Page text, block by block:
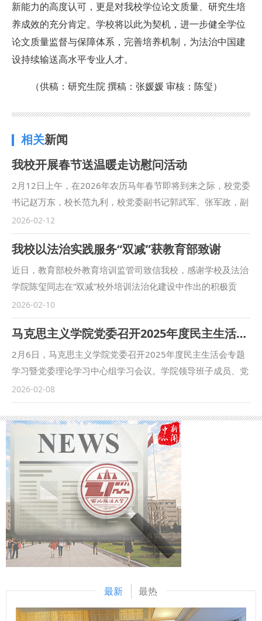
新能力的高度认可，更是对我校学位论文质量、研究生培
养成效的充分肯定。学校将以此为契机，进一步健全学位
论文质量监督与保障体系，完善培养机制，为法治中国建
设持续输送高水平专业人才。
（供稿：研究生院 撰稿：张媛媛 审核：陈玺）
相关新闻
我校开展春节送温暖走访慰问活动
2月12日上午，在2026年农历马年春节即将到来之际，校党委
书记赵万东，校长范九利，校党委副书记郭武军、张军政，副
校长张荣刚、马朝琦、孙昊亮、赵全宇、常安等校领导分别带
队，深入走访慰问我校省部级劳动模范、陕西省“五一劳动奖
章”获得者、省级师德标兵、省级师德先进个人、功勋教授以
及厅局级离退休干部、离休干部和老党员代表，为他们送上学
校的诚挚关怀与美好新春祝福。 每到一处，校领导都与慰问
对象促膝交谈，细致询问大家的身体健康、日常起居与实际需
求，悉心听取各位前辈、模范对学校改革发展的意见建议，并
衷心感谢大家长期以来为学校建设发展倾注的心血、作出的重
要贡献。 受访同志纷纷对学校的悉心关怀表示感谢，对学校
一年来高质量发展取得的成绩倍感欣慰与鼓舞。大家表示将一
划与学科建设处、教务处、研究生院、人事处、后勤保障处、
离退处、信息网络中心等相关职能部门负责人陪同走访慰问。
（供稿：校工会 摄影：宣传部 撰稿：韩惠于 审核：戴
鲲）
2026-02-12
我校以法治实践服务“双减”获教育部致谢
近日，教育部校外教育培训监管司致信我校，感谢学校及法治
学院陈玺同志在“双减”校外培训法治化建设中作出的积极贡
献。 感谢信中表示，2025年我国“双减”工作取得显著成效，
基础教育生态持续优化，这离不开我校的鼎力支持。陈玺同志
积极参与校外培训法治建设，展现了高校学者的责任担当与扎
实作风。 作为习近平法治思想研究阐释与传播的重要阵地，
学校始终坚持以习近平法治思想为指引，立足法学学科优势，
推动理论研究与国家法治实践深度融合。此次参与教育法治建
设，是学校将研究成果转化为社会治理效能的具体体现。
2026年，学校将继续深化习近平法治思想研究传播，发挥政
法高校智库优势，持续服务国家“双减”工作与教育法治建设，
为教育事业高质量发展贡献法治力量。 （供稿人：习近平法
治思想研究中心 撰稿：刘贝贝 审核：陈玺）
2026-02-10
马克思主义学院党委召开2025年度民主生活会专题学习暨党委理论学习中心组学习会议
2月6日，马克思主义学院党委召开2025年度民主生活会专题
学习暨党委理论学习中心组学习会议。学院领导班子成员、党
支部书记及科级干部参加会议，学院党委书记李政敏主持会
议。 会议集体学习了习近平总书记在《求是》杂志发表的重
要文章《学习好贯彻好党的二十届四中全会精神》《锲而不舍
落实中央八项规定精神推进作风建设常态化长效化》《坚持从
抓作风入手推进全面从严治党 把新时代党的自我革命要求进
一步落实到位》和《习近平谈治国理政》第五卷第一专题前三
章部分内容等，传达学习了新时代高校思政课建设工作推进会
会议精神。班子成员结合思想和工作实际逐一交流发言，谈认
识、讲体会、找差距，进一步深化了对全面从严治党、加强党
的纪律建设的思想认同，凝聚了抓实民主生活会和组织生活会
筹备工作的行动共识。 会议强调，2025年度民主生活会锚
定“学思践悟强党性、实干担当促发展”核心目标，以严的基调
抓实全过程。一要聚焦理论武装，推动党的创新理论与学院发
展实际深度融合，筑牢思想根基；二要抓实问题整改，将本科
教育教学评估、专项政治监督、校内巡察反馈问题统筹梳理，
2026-02-08
最新 最热